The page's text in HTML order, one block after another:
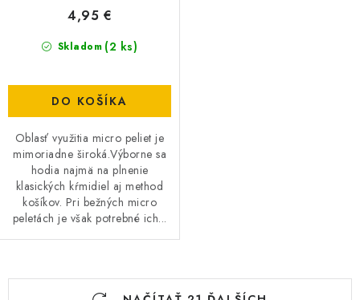
Skladom (2 ks)
4,95 €
DO KOŠÍKA
Oblasť využitia micro peliet je
mimoriadne široká.Výborne sa
hodia najmä na plnenie
klasických kŕmidiel aj method
košíkov. Pri bežných micro
peletách je však potrebné ich...
O